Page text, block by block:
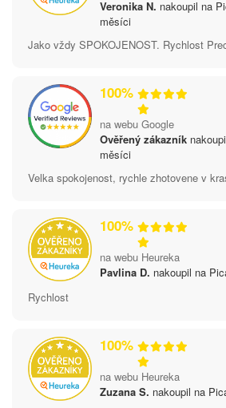
Veronika N. nakoupil na
měsíci
Jako vždy SPOKOJENOST. Rychlost
100%
na webu Google
Ověřený zákazník
měsíci
Velka spokojenost, rychle zhotovene v
100%
na webu Heureka
Pavlina D. nakoupil na
Rychlost
100%
na webu Heureka
Zuzana S. nakoupil na